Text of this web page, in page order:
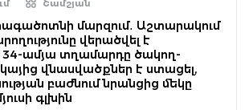
Շամշյան
մարզում․ Աշտարակում
վերածվել է
34-ամյա տղամարդը ծակող-
վնասվածքներ է ստացել,
բաժնում նրանցից մեկը
գլխին